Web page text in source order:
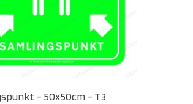
– 50x50cm – T3